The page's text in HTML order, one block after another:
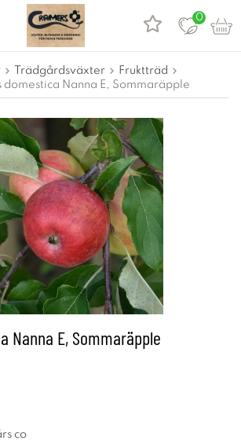
0
Trädgårdsväxter
Fruktträd
domestica Nanna E, Sommaräpple
Nanna E, Sommaräpple
co